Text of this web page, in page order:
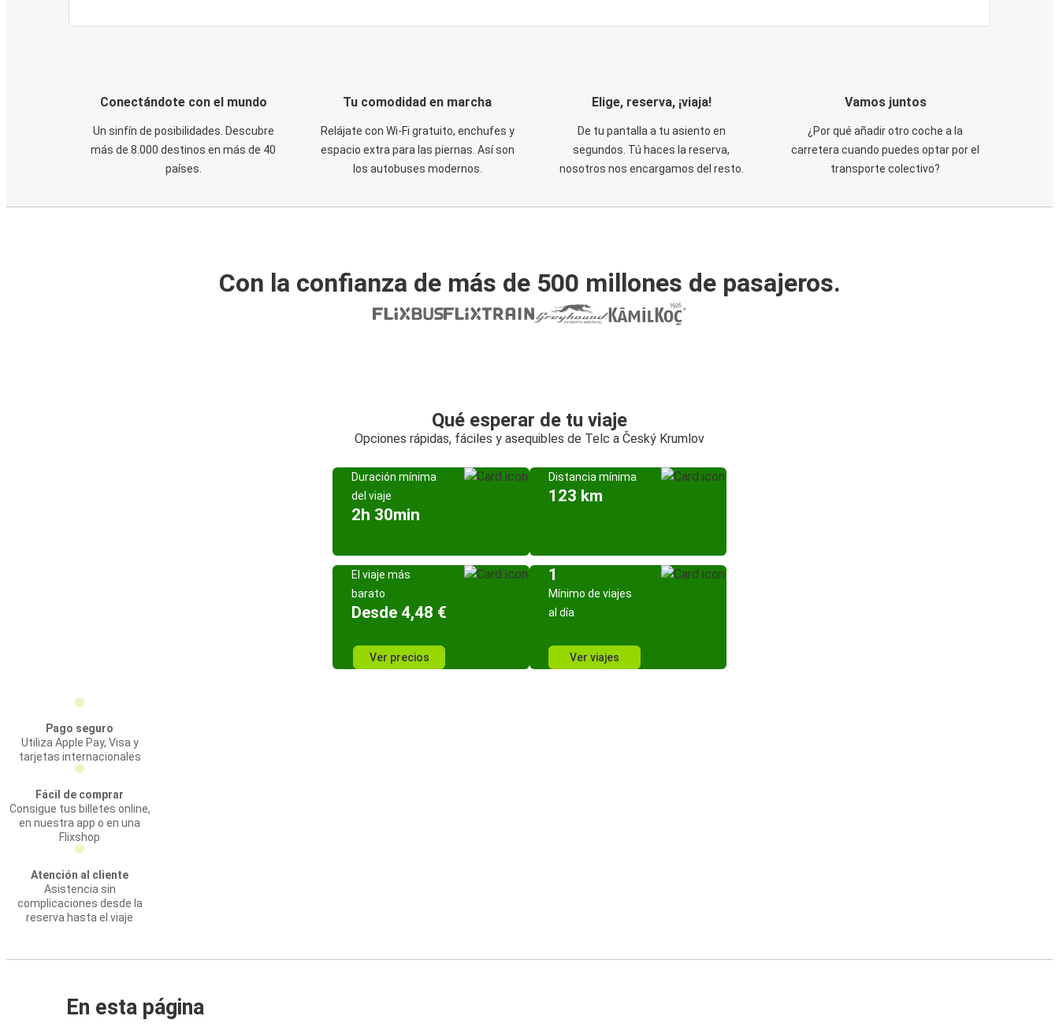
Conectándote con el mundo
Un sinfín de posibilidades. Descubre
más de 8.000 destinos en más de 40
países.
Tu comodidad en marcha
Relájate con Wi-Fi gratuito, enchufes y
espacio extra para las piernas. Así son
los autobuses modernos.
Elige, reserva, ¡viaja!
De tu pantalla a tu asiento en
segundos. Tú haces la reserva,
nosotros nos encargamos del resto.
Vamos juntos
¿Por qué añadir otro coche a la
carretera cuando puedes optar por el
transporte colectivo?
Con la confianza de más de 500 millones de pasajeros.
Qué esperar de tu viaje
Opciones rápidas, fáciles y asequibles de Telc a Český Krumlov
Duración mínima
del viaje
2h 30min
Distancia mínima
123 km
El viaje más
barato
Desde 4,48 €
Ver precios
1
Mínimo de viajes
al día
Ver viajes
Pago seguro
Utiliza Apple Pay, Visa y
tarjetas internacionales
Fácil de comprar
Consigue tus billetes online,
en nuestra app o en una
Flixshop
Atención al cliente
Asistencia sin
complicaciones desde la
reserva hasta el viaje
En esta página